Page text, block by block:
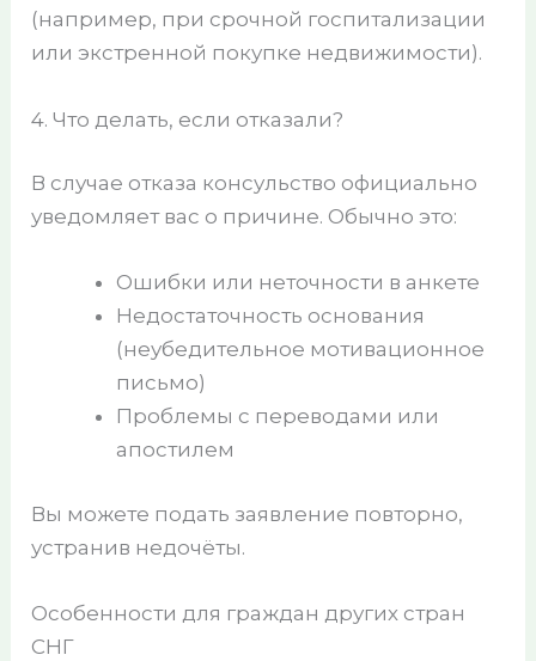
(например, при срочной госпитализации
или экстренной покупке недвижимости).
4. Что делать, если отказали?
В случае отказа консульство официально
уведомляет вас о причине. Обычно это:
Ошибки или неточности в анкете
Недостаточность основания
(неубедительное мотивационное
письмо)
Проблемы с переводами или
апостилем
Вы можете подать заявление повторно,
устранив недочёты.
Особенности для граждан других стран
СНГ